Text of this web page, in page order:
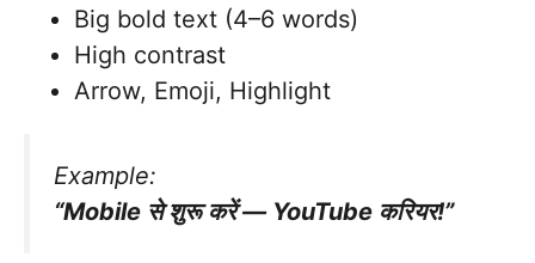
Big bold text (4–6 words)
High contrast
Arrow, Emoji, Highlight
Example:
“Mobile से शुरू करें — YouTube करियर!”